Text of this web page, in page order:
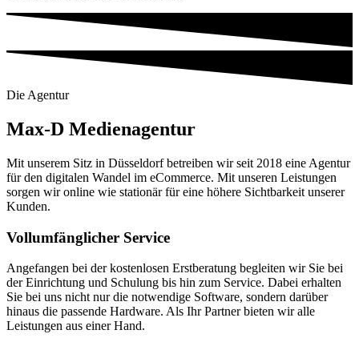
Die Agentur
Max-D Medienagentur
Mit unserem Sitz in Düsseldorf betreiben wir seit 2018 eine Agentur
für den digitalen Wandel im eCommerce. Mit unseren Leistungen
sorgen wir online wie stationär für eine höhere Sichtbarkeit unserer
Kunden.
Vollumfänglicher Service
Angefangen bei der kostenlosen Erstberatung begleiten wir Sie bei
der Einrichtung und Schulung bis hin zum Service. Dabei erhalten
Sie bei uns nicht nur die notwendige Software, sondern darüber
hinaus die passende Hardware. Als Ihr Partner bieten wir alle
Leistungen aus einer Hand.